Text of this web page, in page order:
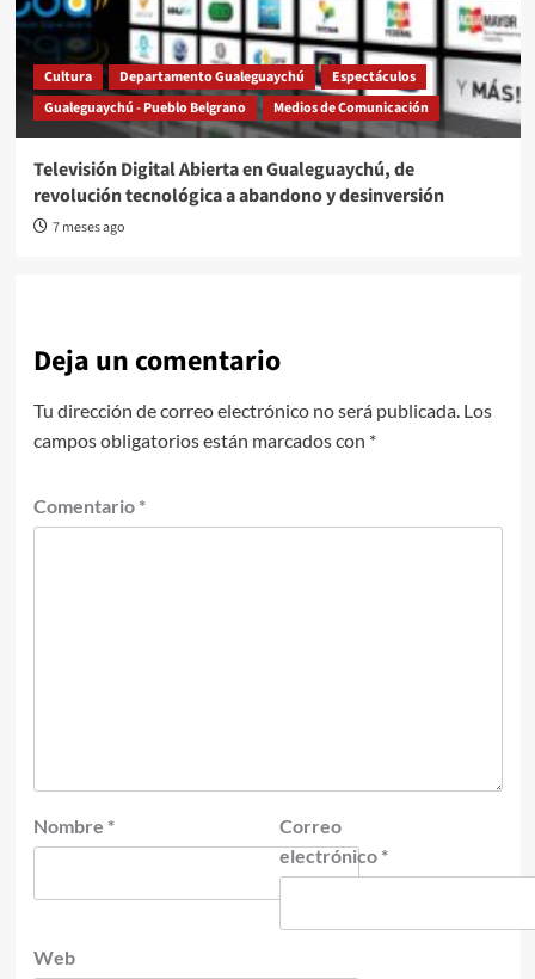
Cultura Departamento Gualeguaychú
Espectáculos
Gualeguaychú - Pueblo Belgrano
Medios de Comunicación
Televisión Digital Abierta en Gualeguaychú, de
revolución tecnológica a abandono y desinversión
7 meses ago
Deja un comentario
Tu dirección de correo electrónico no será publicada. Los
campos obligatorios están marcados con *
Comentario *
Nombre *
Correo
electrónico *
Web